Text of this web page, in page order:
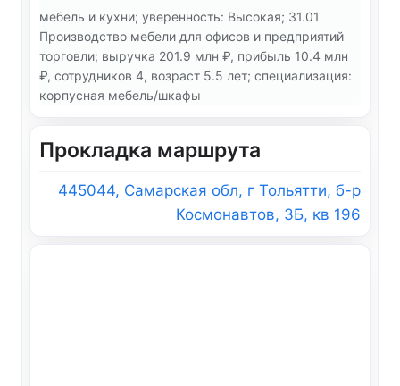
мебель и кухни; уверенность: Высокая; 31.01
Производство мебели для офисов и предприятий
торговли; выручка 201.9 млн ₽, прибыль 10.4 млн
₽, сотрудников 4, возраст 5.5 лет; специализация:
корпусная мебель/шкафы
Прокладка маршрута
445044, Самарская обл, г Тольятти, б-р
Космонавтов, 3Б, кв 196